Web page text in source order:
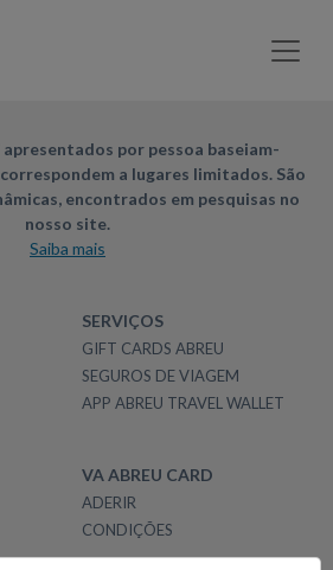
apresentados por pessoa baseiam-
a lugares limitados. São
encontrados em pesquisas no
nosso site.
Saiba mais
SERVIÇOS
GIFT CARDS ABREU
SEGUROS DE VIAGEM
APP ABREU TRAVEL WALLET
VA ABREU CARD
ADERIR
CONDIÇÕES